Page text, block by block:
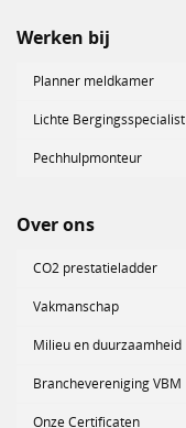
Werken bij
Planner meldkamer
Lichte Bergingsspecialist
Pechhulpmonteur
Over ons
CO2 prestatieladder
Vakmanschap
Milieu en duurzaamheid
Branchevereniging VBM
Onze Certificaten